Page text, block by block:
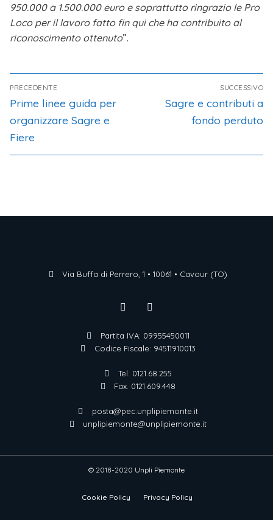
950.000 a 1.500.000 euro e soprattutto ringrazio le Pro
Loco per il lavoro fatto fin qui che ha contribuito al
riconoscimento ottenuto”.
PRECEDENTE
Prime linee guida per
organizzare Sagre e
Fiere
SUCCESSIVO
Sagre e contributi a
fondo perduto
Via Buffa di Perrero, 1 • 10061 • Cavour (TO)
Partita IVA: 09955450011
Codice Fiscale: 94511910013
Tel. 0121.68.255
Fax. 0121.609.448
posta@pec.unplipiemonte.it
unplipiemonte@unplipiemonte.it
© 2018-2020 Unpli Piemonte
Cookie Policy Privacy Policy